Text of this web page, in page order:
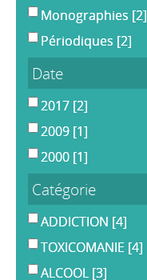
Monographies [2]
Périodiques [2]
Date
2017 [2]
2009 [1]
2000 [1]
Catégorie
ADDICTION [4]
TOXICOMANIE [4]
ALCOOL [3]